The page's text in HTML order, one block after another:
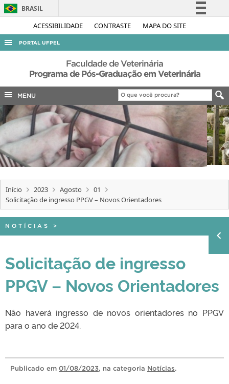
ACESSIBILIDADE CONTRASTE MAPA DO SITE
BRASIL
Simplifique!
Acesso à informação
Legislação
Canais
PORTAL UFPEL
ACESSO À INFORMAÇÃO
AUDITORIA
COBALTO
CONCURSOS
EDITAIS
INTERNACIONAL
OUVIDORIA
PORTARIAS
TELEFONES
Faculdade de Veterinária
Programa de Pós-Graduação em Veterinária
MENU
Início 2023 Agosto
01
Solicitação de ingresso PPGV – Novos Orientadores
NOTÍCIAS >
Solicitação de ingresso
PPGV – Novos Orientadores
Não haverá ingresso de novos orientadores no PPGV
para o ano de 2024.
Publicado em 01/08/2023, na categoria Notícias.